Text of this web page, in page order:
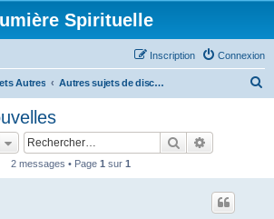
Spirituelle
Connexion
Inscription
Autres Autres sujets de discussions - Variés et ouverts -
Rechercher
2 messages • Page 1 sur 1